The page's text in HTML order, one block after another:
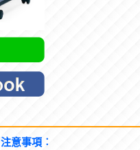
注意事項︰